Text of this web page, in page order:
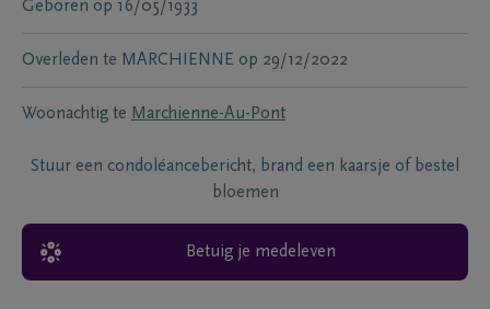
Geboren op 16/05/1933
Overleden te MARCHIENNE op 29/12/2022
Woonachtig te Marchienne-Au-Pont
Stuur een condoléancebericht, brand een kaarsje of bestel
bloemen
Betuig je medeleven